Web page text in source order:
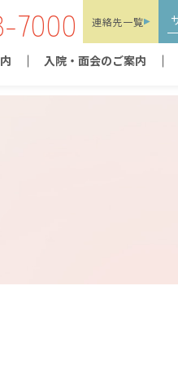
7000 連絡先一覧
入院・面会のご案内